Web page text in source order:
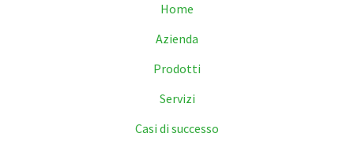
Home
Azienda
Prodotti
Servizi
Casi di successo